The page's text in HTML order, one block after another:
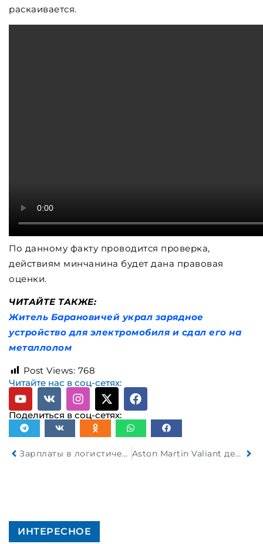
раскаивается.
По данному факту проводится проверка,
действиям минчанина будет дана правовая
оценки.
ЧИТАЙТЕ ТАКЖЕ:
Житель Барановичей украл зарядное
устройство для электромобиля и сдал его на
металлолом
Post Views: 768
Читайте нас в соц-сетях:
Поделиться в соц-сетях:
Зарплаты в логистической отрасли повышаются, увеличивая затраты на перевозки. Что делать транспортным компаниям? Aston Martin Valiant дебютирует как трековая версия Valor
ИНТЕРЕСНОЕ